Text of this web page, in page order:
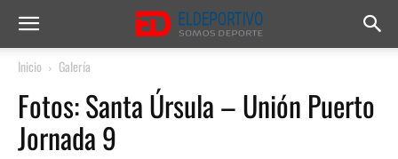
Inicio Galería
Fotos: Santa Úrsula – Unión Puerto
Jornada 9